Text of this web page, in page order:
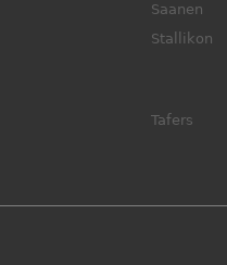
Saanen
Stallikon
Tafers